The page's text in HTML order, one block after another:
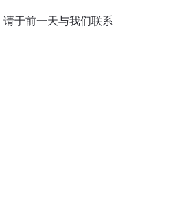
于前一天与我们联系